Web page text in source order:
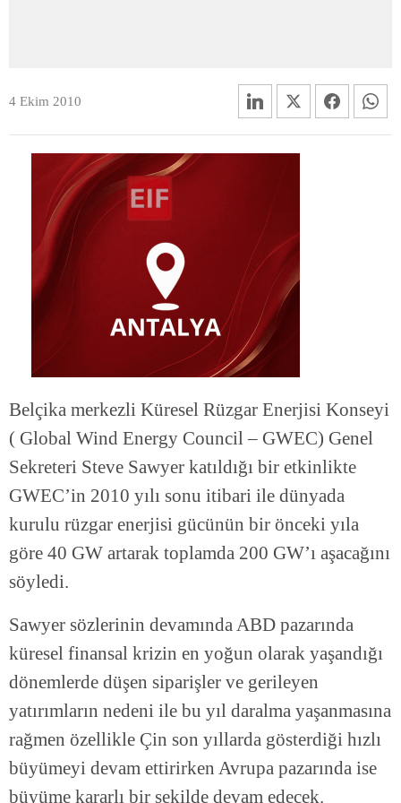
4 Ekim 2010
Belçika merkezli Küresel Rüzgar Enerjisi Konseyi
( Global Wind Energy Council – GWEC) Genel
Sekreteri Steve Sawyer katıldığı bir etkinlikte
GWEC’in 2010 yılı sonu itibari ile dünyada
kurulu rüzgar enerjisi gücünün bir önceki yıla
göre 40 GW artarak toplamda 200 GW’ı aşacağını
söyledi.
Sawyer sözlerinin devamında ABD pazarında
küresel finansal krizin en yoğun olarak yaşandığı
dönemlerde düşen siparişler ve gerileyen
yatırımların nedeni ile bu yıl daralma yaşanmasına
rağmen özellikle Çin son yıllarda gösterdiği hızlı
büyümeyi devam ettirirken Avrupa pazarında ise
büyüme kararlı bir şekilde devam edecek.